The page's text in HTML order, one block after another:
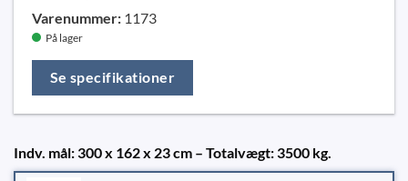
Varenummer: 1173
På lager
Se specifikationer
Indv. mål: 300 x 162 x 23 cm – Totalvægt: 3500 kg.